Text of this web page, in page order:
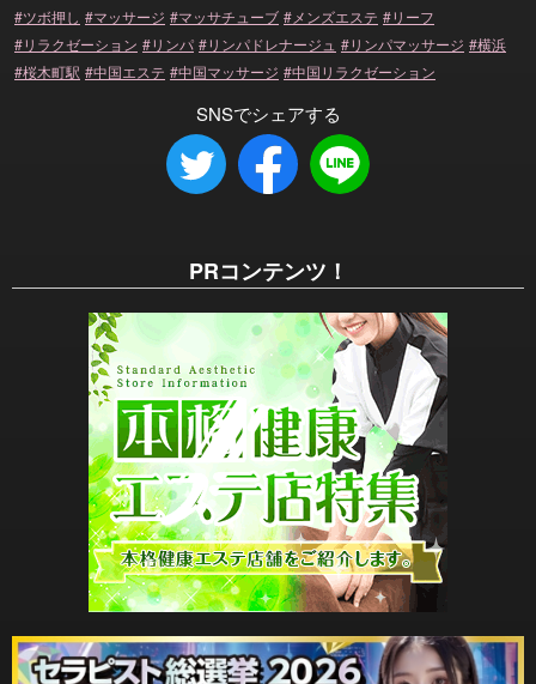
ツボ押し
マッサージ マッサチューブ メンズエステ
リーフ
リラクゼーション
リンパ リンパドレナージュ リンパマッサージ
横浜
桜木町駅
中国エステ 中国マッサージ 中国リラクゼーション
SNSでシェアする
PRコンテンツ！